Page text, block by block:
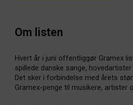
Om listen
Hvert år i juni offentliggør Gramex
spillede danske sange,
Det sker i forbindelse med årets
Gramex-penge til musikere, artister